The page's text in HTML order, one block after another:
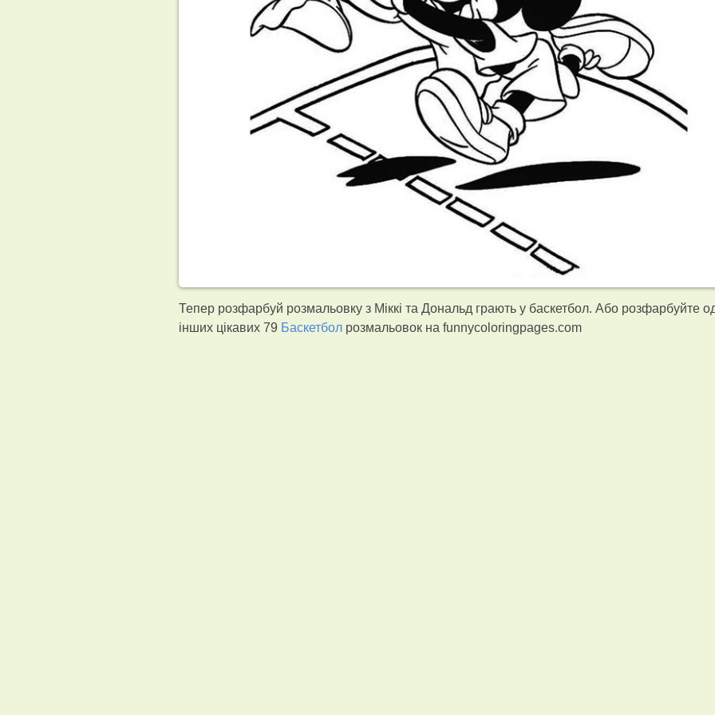
Тепер розфарбуй розмальовку з Міккі та Дональд грають у баскетбол. Або розфарбуйте
інших цікавих 79 Баскетбол розмальовок на funnycoloringpages.com